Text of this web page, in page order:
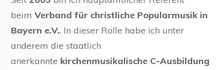
beim Verband für christliche Popularmusik in
Bayern e.V.. In dieser Rolle habe ich unter
anderem die staatlich
anerkannte kirchenmusikalische C-Ausbildung